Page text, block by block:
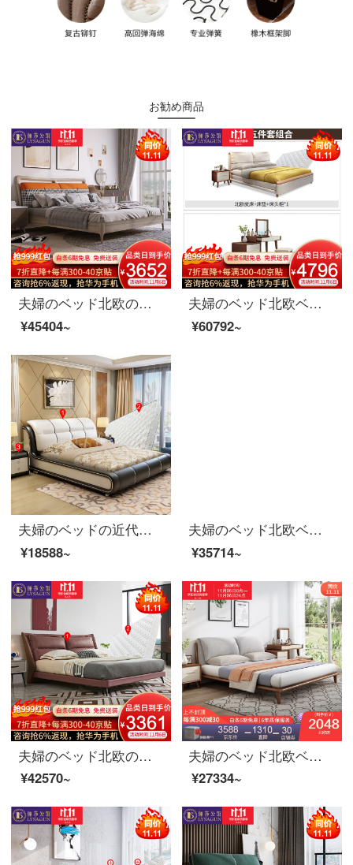
お勧め商品
夫婦のベッド北欧の布芸のダブルベッド1.8メートルの近代的な簡単なベッドルームのベッドの木の中の枠の逸品の家具のベッド+マットレスの1800*2000
¥45404~
夫婦のベッド北欧ベッドのダブルベッド1.8メートルのシンプルなベッドルームのベッドの結婚式ベッドの家具のベッド+マットレス+マットレス*1+008ドレッサー+化粧台+化粧道具のベンチ1800*2000
¥60792~
夫婦のベッドの近代的なベッドの皮のベッドの本当の木のダブルベッドの1.8メートルの寝室の柔らかいベッドの高箱の結婚するベッドの家具の黒色の1.8 M組の骨格のベッド+マットレス+マットレス+マットレス*1
¥18588~
夫婦のベッド北欧ベッドのダブルベッド1.8メートルのシンプルなベッドルームの布芸ベッドの逸品家具のベッド+ベッドのヘッドセット*2 1500*2000
¥35714~
夫婦のベッド北欧の軽奢なツインベッド1.8メートルの近代的なシンプルなベッドルームの家具の逸品のベッド+3 E椰子のベッドのマットレス1800*2000
¥42570~
夫婦のベッド北欧ベッドのダブルベッド1.8メートルのシンプルなベッドルームの布芸ベッドの逸品家具のシングルベッド1800*2000
¥27334~